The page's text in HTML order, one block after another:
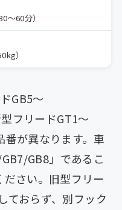
〜60分）
）
GB5〜
フリードGT1〜
番が異なります。車
GB8」であるこ
ださい。旧型フリー
ておらず、別フック